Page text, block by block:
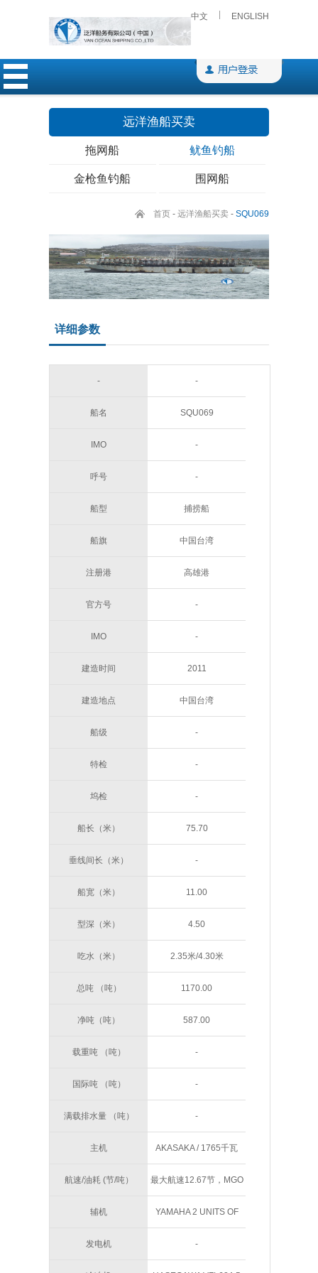
中文 ENGLISH
远洋渔船买卖
拖网船 鱿鱼钓船
金枪鱼钓船 围网船
首页 - 远洋渔船买卖 - SQU069
详细参数
- -
船名 SQU069
IMO -
呼号 -
船型 捕捞船
船旗 中国台湾
注册港 高雄港
官方号 -
IMO -
建造时间 2011
建造地点 中国台湾
船级 -
特检 -
坞检 -
船长（米） 75.70
垂线间长（米） -
船宽（米） 11.00
型深（米） 4.50
吃水（米） 2.35米/4.30米
总吨 （吨） 1170.00
净吨（吨） 587.00
载重吨 （吨） -
国际吨 （吨） -
满载排水量 （吨） -
主机 AKASAKA / 1765千瓦
(2400PS)
航速/油耗 (节/吨） 最大航速12.67节，MGO
6.5吨/天
辅机 YAMAHA 2 UNITS OF
780KW; 2UNITS OF
发电机 -